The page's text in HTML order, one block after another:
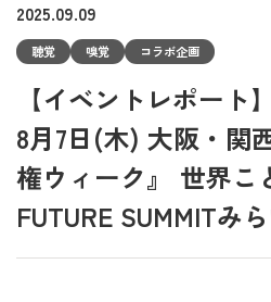
2025.09.09
聴覚 嗅覚 コラボ企画
【イベントレポート
8月7日(木) 大阪・関
権ウィーク』 世界こ
FUTURE SUMMITみ